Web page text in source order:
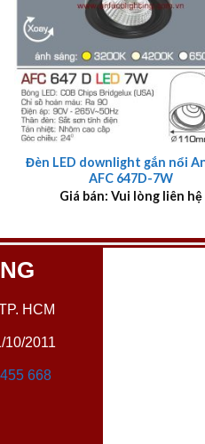
+
Đèn LED downlight gắn nổi
AFC 647D-7W
Giá bán: Vui lòng liên hệ
HCM
10/2011
668